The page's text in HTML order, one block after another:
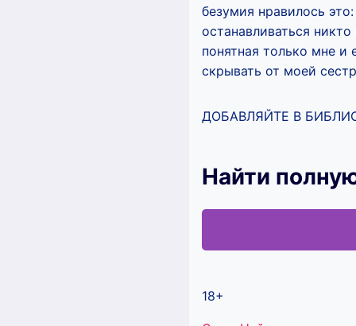
безумия нравилось
останавливаться
понятная только мне и
скрывать от моей
ДОБАВЛЯЙТЕ В
Найти
18+